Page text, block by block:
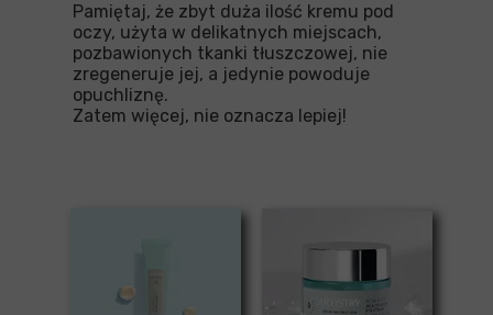
Pamiętaj, że zbyt duża ilość kremu pod
oczy, użyta w delikatnych miejscach,
pozbawionych tkanki tłuszczowej, nie
zregeneruje jej, a jedynie powoduje
opuchliznę.
Zatem więcej, nie oznacza lepiej!